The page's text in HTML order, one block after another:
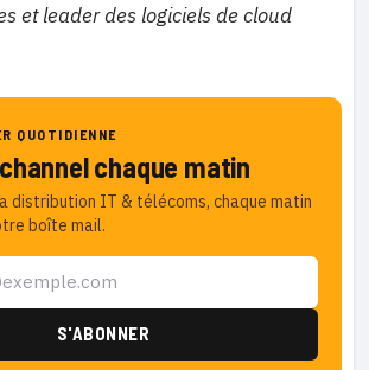
et leader des logiciels de cloud
QUOTIDIENNE
chaque matin
distribution IT & télécoms, chaque matin
boîte mail.